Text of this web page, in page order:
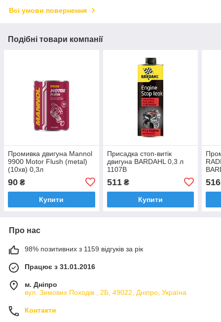
Всі умови повернення
Подібні товари компанії
Промивка двигуна Mannol
9900 Motor Flush (metal)
(10хв) 0,3л
90 ₴
Купити
Присадка стоп-витiк
двигуна BARDAHL 0,3 л
1107B
511₴
Купити
516
Про нас
98% позитивних з 1159 відгуків за рік
Працює з 31.01.2016
м. Дніпро
вул. Зимових Походiв , 2Б, 49022, Дніпро, Україна
Контакти